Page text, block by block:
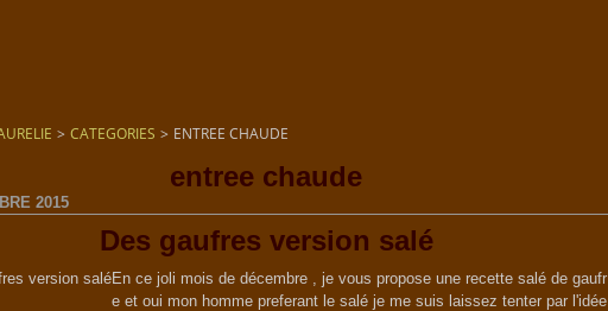
> CATEGORIES > ENTREE CHAUDE
entree chaude
2015
Des gaufres version salé
En ce joli mois de décembre , je vous propose une recette salé de gaufr
e et oui mon homme preferant le salé je me suis laissez tenter par l'idée